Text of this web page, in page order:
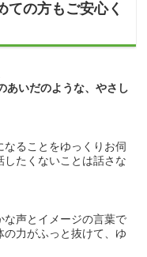
の方もご安心く
あいだのような、やさし
ることをゆっくりお伺
たくないことは話さな
声とイメージの言葉で
力がふっと抜けて、ゆ